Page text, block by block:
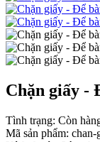
Chặn giấy -
Tình trạng: Còn
Mã sản phẩm: chan-